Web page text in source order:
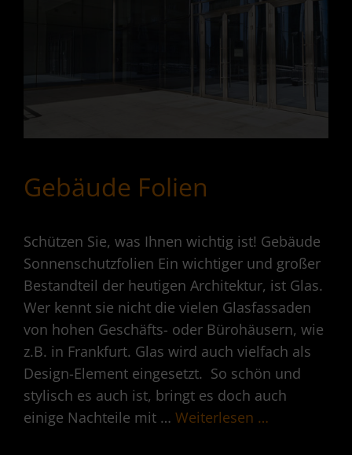
Gebäude Folien
Schützen Sie, was Ihnen wichtig ist! Gebäude
Sonnenschutzfolien Ein wichtiger und großer
Bestandteil der heutigen Architektur, ist Glas.
Wer kennt sie nicht die vielen Glasfassaden
von hohen Geschäfts- oder Bürohäusern, wie
z.B. in Frankfurt. Glas wird auch vielfach als
Design-Element eingesetzt. So schön und
stylisch es auch ist, bringt es doch auch
einige Nachteile mit … Weiterlesen …